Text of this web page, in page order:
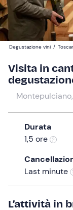
interact
with
the
calendar
and
select
date.
Press
question
get
the
Partecipanti
100 €
Degustazione vini /
Visita in
Durata
1,5 ore
Last minute
L’attività in